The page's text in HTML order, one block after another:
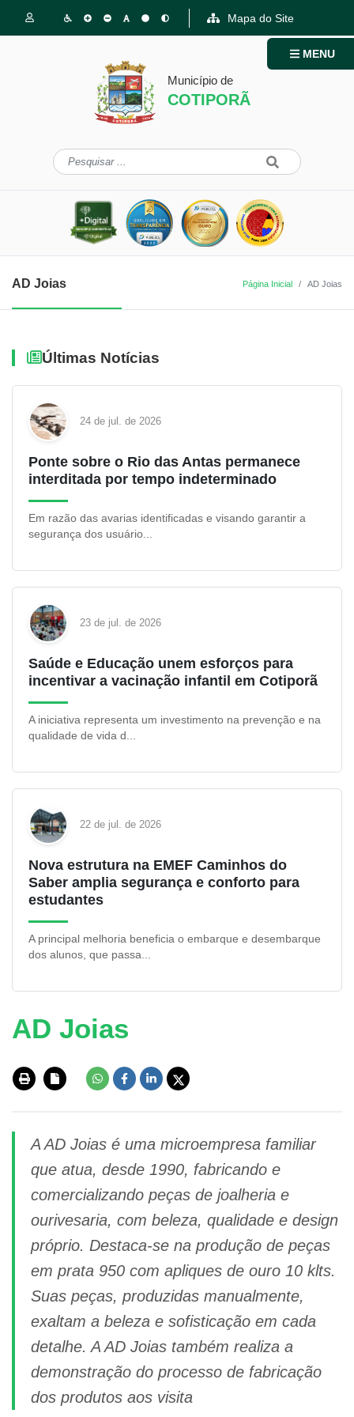
Mapa do Site
Município de
COTIPORÃ
MENU
AD Joias Página Inicial AD Joias
AD Joias
A AD Joias é uma microempresa familiar
que atua, desde 1990, fabricando e
comercializando peças de joalheria e
ourivesaria, com beleza, qualidade e design
próprio. Destaca-se na produção de peças
em prata 950 com apliques de ouro 10 klts.
Suas peças, produzidas manualmente,
exaltam a beleza e sofisticação em cada
detalhe. A AD Joias também realiza a
demonstração do processo de fabricação
dos produtos aos visita
Últimas Notícias
24 de jul. de 2026
Ponte sobre o Rio das Antas permanece
interditada por tempo indeterminado
Em razão das avarias identificadas e visando garantir a
segurança dos usuário...
23 de jul. de 2026
Saúde e Educação unem esforços para
incentivar a vacinação infantil em Cotiporã
A iniciativa representa um investimento na prevenção e na
qualidade de vida d...
22 de jul. de 2026
Nova estrutura na EMEF Caminhos do
Saber amplia segurança e conforto para
estudantes
A principal melhoria beneficia o embarque e desembarque
dos alunos, que passa...